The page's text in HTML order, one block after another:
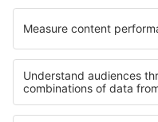
Hoteluri în Pelopones de Vest
Hoteluri in Agistiri
Hoteluri in Kefalonia